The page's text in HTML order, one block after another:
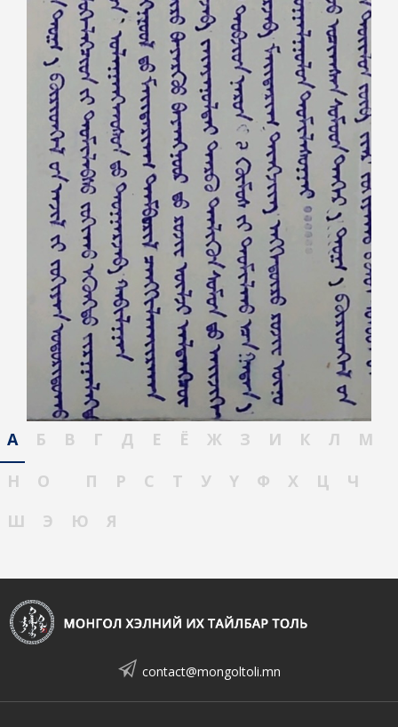
А Б В Г Д Е Ё Ж З И К Л
М
Н
О П Р С Т У Ү Ф Х Ц
Ч
Ш
Э Ю Я
contact@mongoltoli.mn